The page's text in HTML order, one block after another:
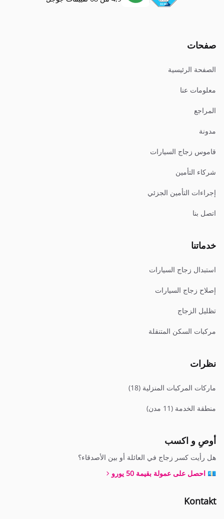
صفحات
الصفحة الرئيسية
معلومات عنا
المراجع
مدونة
قاموس زجاج السيارات
شركاء التأمين
إجراءات التأمين الجزئي
اتصل بنا
خدماتنا
استبدال زجاج السيارات
إصلاح زجاج السيارات
تظليل الزجاج
مركبات السكن المتنقلة
نظرات
ماركات المركبات المنزلية (18)
منطقة الخدمة (11 مدن)
أوصِ و اكسب
هل رأيت كسر زجاج في العائلة أو بين الأصدقاء؟
💶 احصل على عمولة بقيمة 50 يورو
Kontakt